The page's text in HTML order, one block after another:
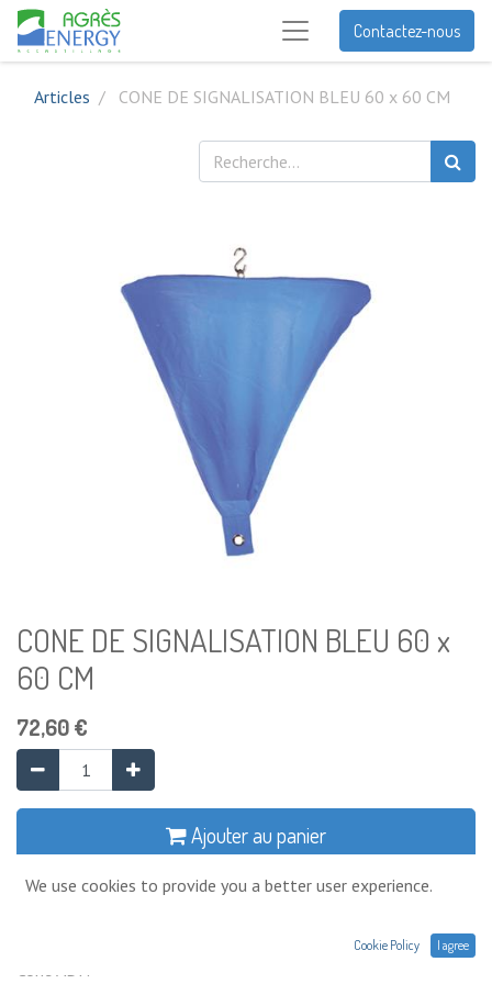
Contactez-nous
Articles CONE DE SIGNALISATION BLEU 60 x 60 CM
CONE DE SIGNALISATION BLEU 60 x
60 CM
72,60€
Ajouter au panier
Ajouter à la liste de souhaits
Cône ADN
We use cookies to provide you a better user experience.
Cookie Policy I agree